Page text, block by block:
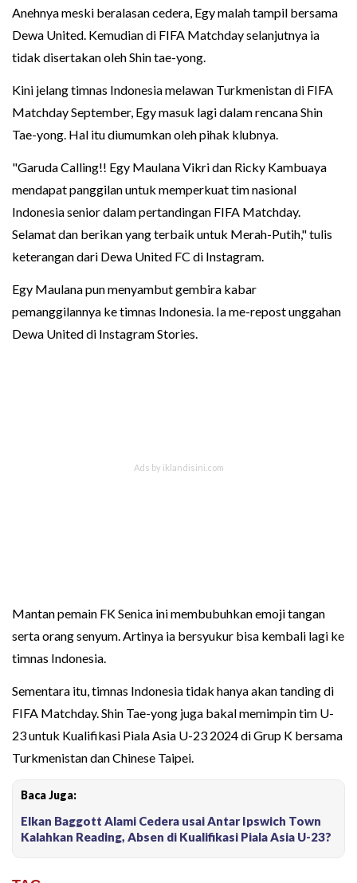
Anehnya meski beralasan cedera, Egy malah tampil bersama
Dewa United. Kemudian di FIFA Matchday selanjutnya ia
tidak disertakan oleh Shin tae-yong.
Kini jelang timnas Indonesia melawan Turkmenistan di FIFA
Matchday September, Egy masuk lagi dalam rencana Shin
Tae-yong. Hal itu diumumkan oleh pihak klubnya.
"Garuda Calling!! Egy Maulana Vikri dan Ricky Kambuaya
mendapat panggilan untuk memperkuat tim nasional
Indonesia senior dalam pertandingan FIFA Matchday.
Selamat dan berikan yang terbaik untuk Merah-Putih," tulis
keterangan dari Dewa United FC di Instagram.
Egy Maulana pun menyambut gembira kabar
pemanggilannya ke timnas Indonesia. Ia me-repost unggahan
Dewa United di Instagram Stories.
Mantan pemain FK Senica ini membubuhkan emoji tangan
serta orang senyum. Artinya ia bersyukur bisa kembali lagi ke
timnas Indonesia.
Sementara itu, timnas Indonesia tidak hanya akan tanding di
FIFA Matchday. Shin Tae-yong juga bakal memimpin tim U-
23 untuk Kualifikasi Piala Asia U-23 2024 di Grup K bersama
Turkmenistan dan Chinese Taipei.
Baca Juga:
Elkan Baggott Alami Cedera usai Antar Ipswich Town
Kalahkan Reading, Absen di Kualifikasi Piala Asia U-23?